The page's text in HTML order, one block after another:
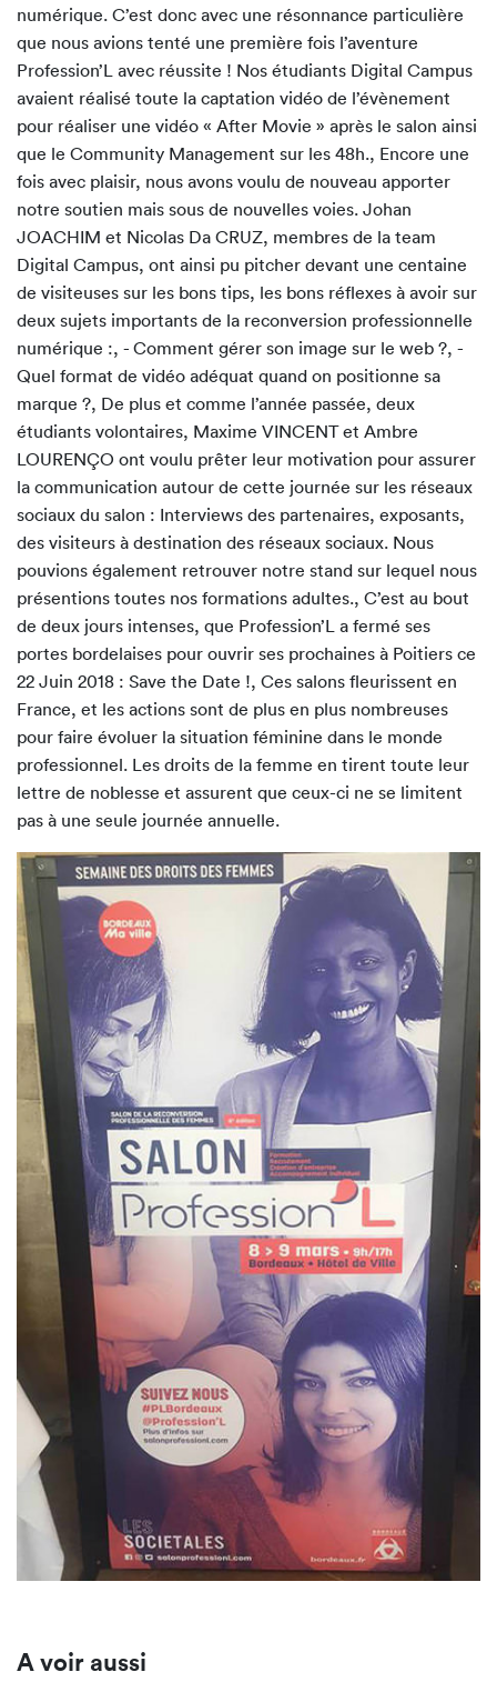
numérique. C’est donc avec une résonnance particulière
que nous avions tenté une première fois l’aventure
Profession’L avec réussite ! Nos étudiants Digital Campus
avaient réalisé toute la captation vidéo de l’évènement
pour réaliser une vidéo « After Movie » après le salon ainsi
que le Community Management sur les 48h., Encore une
fois avec plaisir, nous avons voulu de nouveau apporter
notre soutien mais sous de nouvelles voies. Johan
JOACHIM et Nicolas Da CRUZ, membres de la team
Digital Campus, ont ainsi pu pitcher devant une centaine
de visiteuses sur les bons tips, les bons réflexes à avoir sur
deux sujets importants de la reconversion professionnelle
numérique :, - Comment gérer son image sur le web ?, -
Quel format de vidéo adéquat quand on positionne sa
marque ?, De plus et comme l’année passée, deux
étudiants volontaires, Maxime VINCENT et Ambre
LOURENÇO ont voulu prêter leur motivation pour assurer
la communication autour de cette journée sur les réseaux
sociaux du salon : Interviews des partenaires, exposants,
des visiteurs à destination des réseaux sociaux. Nous
pouvions également retrouver notre stand sur lequel nous
présentions toutes nos formations adultes., C’est au bout
de deux jours intenses, que Profession’L a fermé ses
portes bordelaises pour ouvrir ses prochaines à Poitiers ce
22 Juin 2018 : Save the Date !, Ces salons fleurissent en
France, et les actions sont de plus en plus nombreuses
pour faire évoluer la situation féminine dans le monde
professionnel. Les droits de la femme en tirent toute leur
lettre de noblesse et assurent que ceux-ci ne se limitent
pas à une seule journée annuelle.
A voir aussi